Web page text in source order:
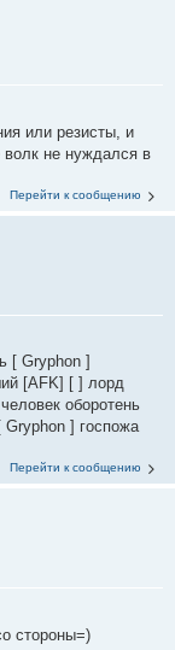
или резисты, и
волк не нуждался в
Перейти к сообщению
[ Gryphon ]
[AFK] [ ] лорд
оборотень
] госпожа
Перейти к сообщению
стороны=)